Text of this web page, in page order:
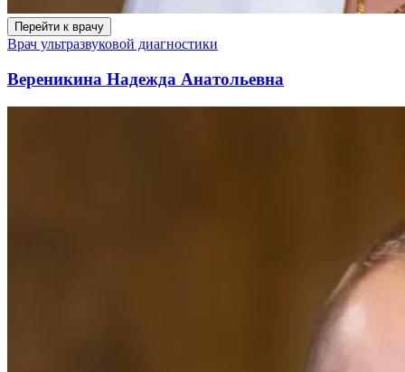
Перейти к врачу
Врач ультразвуковой диагностики
Вереникина Надежда Анатольевна